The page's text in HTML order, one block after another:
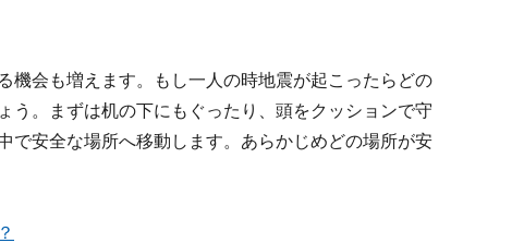
機会も増えます。もし一人の時地震が起こったらどの
う。まずは机の下にもぐったり、頭をクッションで守
で安全な場所へ移動します。あらかじめどの場所が安